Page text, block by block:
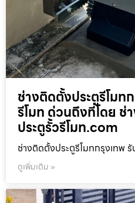
ช่างติดตั้งประตูรีโมท
รีโมท ด่วนถึงที่โดย ช่
ประตูรั้วรีโมท.com
ช่างติดตั้งประตูรีโมทกรุงเทพ
ดูเพิ่มเติม »